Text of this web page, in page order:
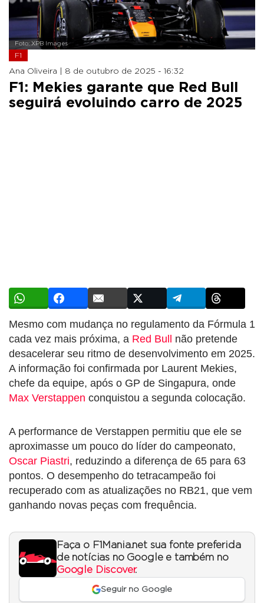
Foto: XPB Images
F1
Ana Oliveira | 8 de outubro de 2025 - 16:32
F1: Mekies garante que Red Bull
seguirá evoluindo carro de 2025
Mesmo com mudança no regulamento da Fórmula 1
cada vez mais próxima, a Red Bull não pretende
desacelerar seu ritmo de desenvolvimento em 2025.
A informação foi confirmada por Laurent Mekies,
chefe da equipe, após o GP de Singapura, onde
Max Verstappen conquistou a segunda colocação.
A performance de Verstappen permitiu que ele se
aproximasse um pouco do líder do campeonato,
Oscar Piastri, reduzindo a diferença de 65 para 63
pontos. O desempenho do tetracampeão foi
recuperado com as atualizações no RB21, que vem
ganhando novas peças com frequência.
Faça o F1Mania.net sua fonte preferida
de notícias no Google e também no
Google Discover.
Seguir no Google